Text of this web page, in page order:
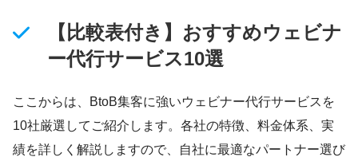
【比較表付き】おすすめウェビナ
ー代行サービス10選
ここからは、BtoB集客に強いウェビナー代行サービスを
10社厳選してご紹介します。各社の特徴、料金体系、実
績を詳しく解説しますので、自社に最適なパートナー選び